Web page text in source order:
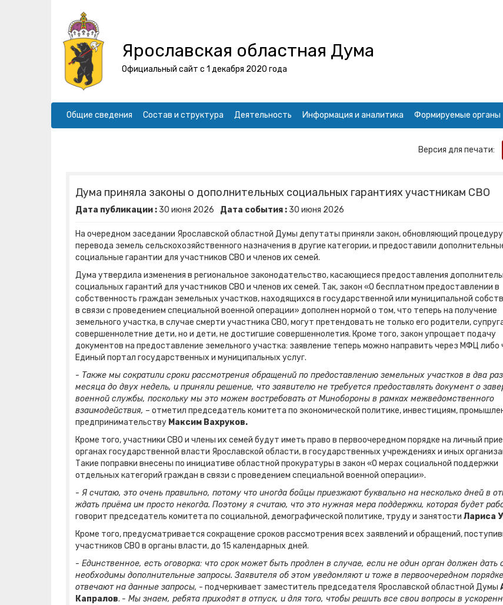
Ярославская областная Дума
Официальный сайт с 1 декабря 2020 года
Общие сведения Состав и структура Деятельность Информация и аналитика Формируемые органы
Версия для печати:
Дума приняла законы о дополнительных социальных гарантиях участникам СВО
Дата публикации : 30 июня 2026 Дата события : 30 июня 2026
На очередном заседании Ярославской областной Думы депутаты приняли закон, обновляющий процедуру
перевода земель сельскохозяйственного назначения в другие категории, и предоставили
социальные гарантии для участников СВО и членов их семей.
Дума утвердила изменения в региональное законодательство, касающиеся предоставления
социальных гарантий для участников СВО и членов их семей. Так, закон «О бесплатном предоставлении в
собственность граждан земельных участков, находящихся в государственной или муниципальной
в связи с проведением специальной военной операции» дополнен нормой о том, что теперь на получение
земельного участка, в случае смерти участника СВО, могут претендовать не только его родители,
совершеннолетние дети, но и дети, не достигшие совершеннолетия. Кроме того, закон упрощает подачу
документов на предоставление земельного участка: заявление теперь можно направить через МФЦ либо
Единый портал государственных и муниципальных услуг.
- Также мы сократили сроки рассмотрения обращений по предоставлению земельных участков в два
месяца до двух недель, и приняли решение, что заявителю не требуется предоставлять документ о
военной службы, поскольку мы это можем востребовать от Минобороны в рамках межведомственного
взаимодействия, – отметил председатель комитета по экономической политике, инвестициям,
предпринимательству Максим Вахруков.
Кроме того, участники СВО и члены их семей будут иметь право в первоочередном порядке на личный
органах государственной власти Ярославской области, в государственных учреждениях и иных
Такие поправки внесены по инициативе областной прокуратуры в закон «О мерах социальной поддержки
отдельных категорий граждан в связи с проведением специальной военной операции».
- Я считаю, это очень правильно, потому что иногда бойцы приезжают буквально на несколько дней в
ждать приёма им просто некогда. Поэтому я считаю, что это нужная мера поддержки, которая будет
говорит председатель комитета по социальной, демографической политике, труду и занятости Лариса
Кроме того, предусматривается сокращение сроков рассмотрения всех заявлений и обращений,
участников СВО в органы власти, до 15 календарных дней.
- Единственное, есть оговорка: что срок может быть продлен в случае, если не один орган должен дать
необходимы дополнительные запросы. Заявителя об этом уведомляют и тоже в первоочередном порядке
отвечают на данные запросы, - подчеркивает заместитель председателя Ярославской областной Думы
Капралов. - Мы знаем, ребята приходят в отпуск, и для того, чтобы решить все свои вопросы в